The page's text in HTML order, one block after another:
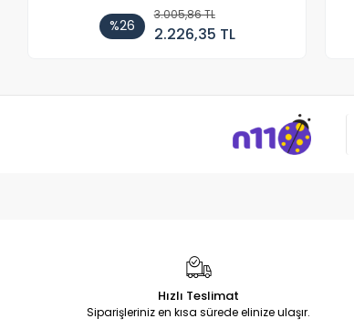
%26
3.005,86 TL
2.226,35 TL
Hızlı Teslimat
Siparişleriniz en kısa sürede elinize ulaşır.